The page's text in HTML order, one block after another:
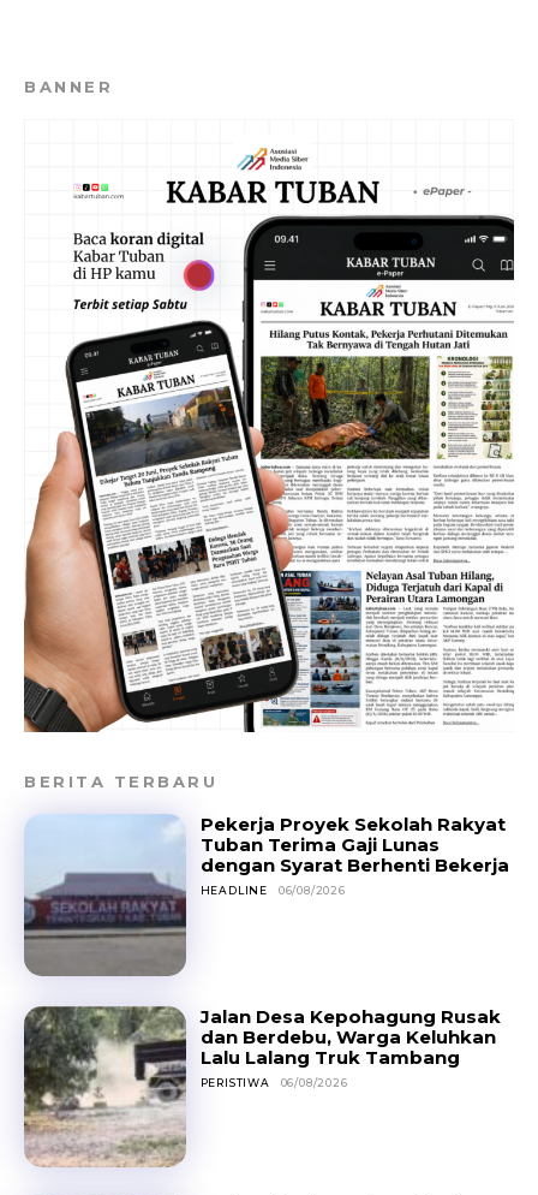
BANNER
BERITA TERBARU
Pekerja Proyek Sekolah Rakyat
Tuban Terima Gaji Lunas
dengan Syarat Berhenti Bekerja
HEADLINE 06/08/2026
Jalan Desa Kepohagung Rusak
dan Berdebu, Warga Keluhkan
Lalu Lalang Truk Tambang
PERISTIWA 06/08/2026